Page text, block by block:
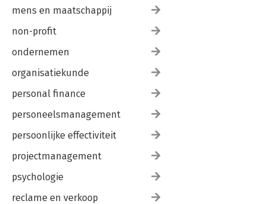
mens en maatschappij
non-profit
ondernemen
organisatiekunde
personal finance
personeelsmanagement
persoonlijke effectiviteit
projectmanagement
psychologie
reclame en verkoop